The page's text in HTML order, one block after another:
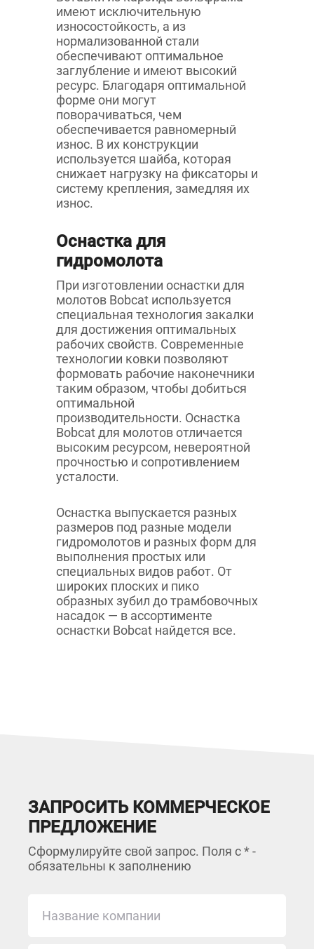
имеют исключительную
износостойкость, а из
нормализованной стали
обеспечивают оптимальное
заглубление и имеют высокий
ресурс. Благодаря оптимальной
форме они могут
поворачиваться, чем
обеспечивается равномерный
износ. В их конструкции
используется шайба, которая
снижает нагрузку на фиксаторы и
систему крепления, замедляя их
износ.
Оснастка для
гидромолота
При изготовлении оснастки для
молотов Bobcat используется
специальная технология закалки
для достижения оптимальных
рабочих свойств. Современные
технологии ковки позволяют
формовать рабочие наконечники
таким образом, чтобы добиться
оптимальной
производительности. Оснастка
Bobcat для молотов отличается
высоким ресурсом, невероятной
прочностью и сопротивлением
усталости.
Оснастка выпускается разных
размеров под разные модели
гидромолотов и разных форм для
выполнения простых или
специальных видов работ. От
широких плоских и пико
образных зубил до трамбовочных
насадок — в ассортименте
оснастки Bobcat найдется все.
ЗАПРОСИТЬ КОММЕРЧЕСКОЕ
ПРЕДЛОЖЕНИЕ
Сформулируйте свой запрос. Поля с * -
обязательны к заполнению